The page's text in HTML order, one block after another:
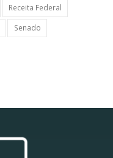
Receita Federal
Senado